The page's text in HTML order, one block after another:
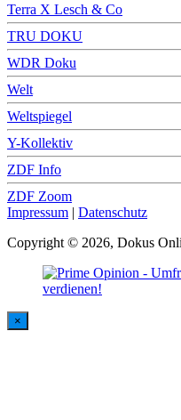
Terra X Lesch & Co
TRU DOKU
WDR Doku
Welt
Weltspiegel
Y-Kollektiv
ZDF Info
ZDF Zoom
Impressum | Datenschutz
Copyright © 2026, Dokus
×